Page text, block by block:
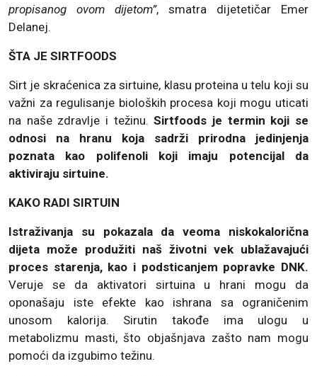
propisanog ovom dijetom”, smatra dijetetičar Emer
Delanej.
ŠTA JE SIRTFOODS
Sirt je skraćenica za sirtuine, klasu proteina u telu koji su
važni za regulisanje bioloških procesa koji mogu uticati
na naše zdravlje i težinu.Sirtfoods je termin koji se
odnosi na hranu koja sadrži prirodna jedinjenja
poznata kao polifenoli koji imaju potencijal da
aktiviraju sirtuine.
KAKO RADI SIRTUIN
Istraživanja su pokazala da veoma niskokalorična
dijeta može produžiti naš životni vek ublažavajući
proces starenja, kao i podsticanjem popravke DNK.
Veruje se da aktivatori sirtuina u hrani mogu da
oponašaju iste efekte kao ishrana sa ograničenim
unosom kalorija. Sirutin takođe ima ulogu u
metabolizmu masti, što objašnjava zašto nam mogu
pomoći da izgubimo težinu.